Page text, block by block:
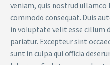
veniam, quis nostrud ullamco
commodo consequat. Duis
in voluptate velit esse cillum
pariatur. Excepteur sint
sunt in culpa qui officia